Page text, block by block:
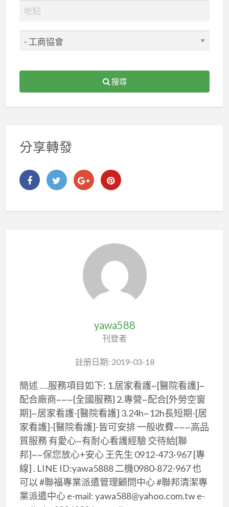
搜尋
分享轉發
yawa588
刊登者
註册日期: 2019-03-18
簡述 ….服務項目如下: 1.居家看護~[醫院看護]~
配合廠商~~~{全國服務} 2.專營~配合[外勞空窗
期]~居家看護-[醫院看護] 3.24h~12h長短期-[居
家看護]-[醫院看護]-皆可安排 一般收費~~~高品
質服務 有愛心~有耐心看護經驗 交待給[聯
邦]~~保您放心+安心 王先生 0912-473-967 [專
線] . LINE ID:yawa5888 二機0980-872-967 也
可以 #聯福專業派遣管理顧問中心 #聯邦清潔專
業派遣中心 e-mail: yawa588@yahoo.com.tw e-